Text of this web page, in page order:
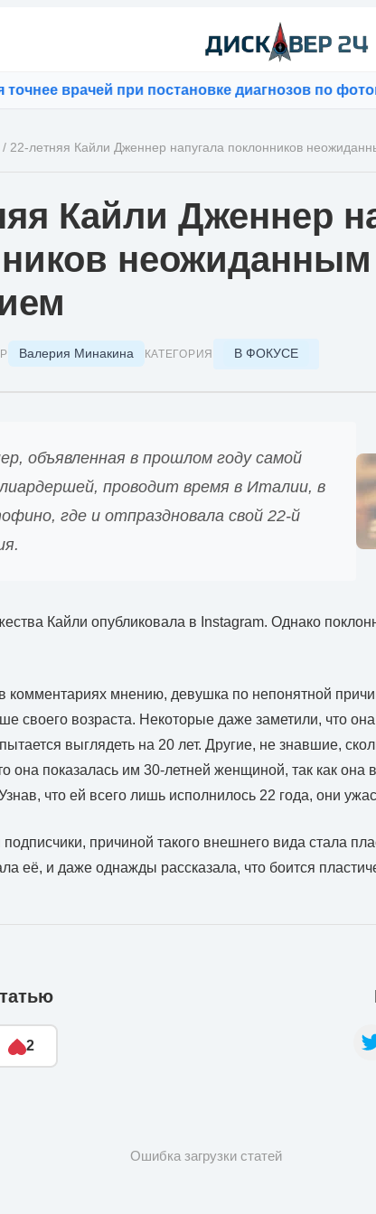
врачей при постановке диагнозов по
/ 22-летняя Кайли Дженнер напугала поклонников
Кайли Дженнер
неожиданным
Валерия Минакина КАТЕГОРИЯ В ФОКУСЕ
объявленная в прошлом году самой
проводит время в Италии, в
где и отпраздновала свой 22-й
Кайли опубликовала в Instagram. Однако
комментариях мнению, девушка по непонятной
своего возраста. Некоторые даже заметили, что
выглядеть на 20 лет. Другие, не знавшие,
она показалась им 30-летней женщиной, так как она
что ей всего лишь исполнилось 22 года, они
причиной такого внешнего вида стала
её, и даже однажды рассказала, что боится
2
Ошибка загрузки статей